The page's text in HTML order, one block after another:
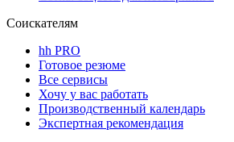
Соискателям
hh PRO
Готовое резюме
Все сервисы
Хочу у вас работать
Производственный календарь
Экспертная рекомендация